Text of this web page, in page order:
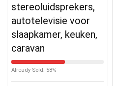
stereoluidsprekers,
autotelevisie voor
slaapkamer, keuken,
caravan
Already Sold: 58%